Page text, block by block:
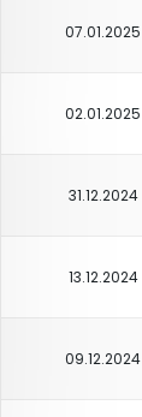
07.01.2025
02.01.2025
31.12.2024
13.12.2024
09.12.2024